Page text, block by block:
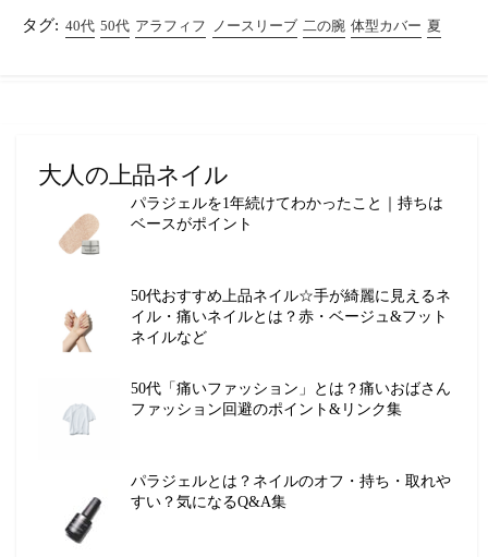
タグ: 40代 50代 アラフィフ ノースリーブ 二の腕 体型カバー 夏
大人の上品ネイル
パラジェルを1年続けてわかったこと｜持ちは
ベースがポイント
50代おすすめ上品ネイル☆手が綺麗に見えるネ
イル・痛いネイルとは？赤・ベージュ&フット
ネイルなど
50代「痛いファッション」とは？痛いおばさん
ファッション回避のポイント&リンク集
パラジェルとは？ネイルのオフ・持ち・取れや
すい？気になるQ&A集